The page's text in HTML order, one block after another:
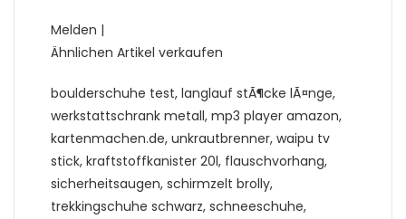
Melden |
Ähnlichen Artikel verkaufen
boulderschuhe test, langlauf stÃ¶cke lÃ¤nge,
werkstattschrank metall, mp3 player amazon,
kartenmachen.de, unkrautbrenner, waipu tv
stick, kraftstoffkanister 20l, flauschvorhang,
sicherheitsaugen, schirmzelt brolly,
trekkingschuhe schwarz, schneeschuhe,